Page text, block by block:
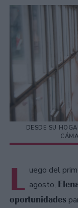
DESDE SU
L uego del
agosto,
oportunidades